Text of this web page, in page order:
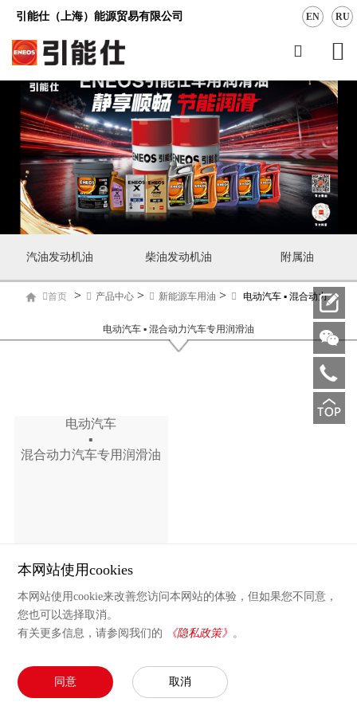
引能仕（上海）能源贸易有限公司 EN RU
汽油发动机油 柴油发动机油 附属油
首页 > 产品中心 > 新能源车用油 > 电动汽车 ▪ 混合动力汽车专用润滑油
电动汽车 ▪ 混合动力汽车专用润滑油
电动汽车
▪
混合动力汽车专用润滑油
沪ICP备2020032541号-1
沪公网安备 31011502002836号
本网站使用cookies
本网站使用cookie来改善您访问本网站的体验，但如果您不同意，
您也可以选择取消。
有关更多信息，请参阅我们的
《隐私政策》 。
同意 取消